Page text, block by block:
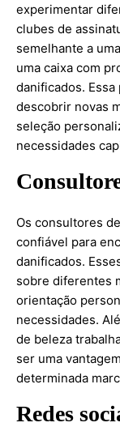
experimentar
clubes de
semelhante a
uma caixa com
danificados.
descobrir novas
seleção
necessidades
Os consultores
confiável para
danificados.
sobre diferentes
orientação
necessidades.
de beleza
ser uma
determinada
Redes